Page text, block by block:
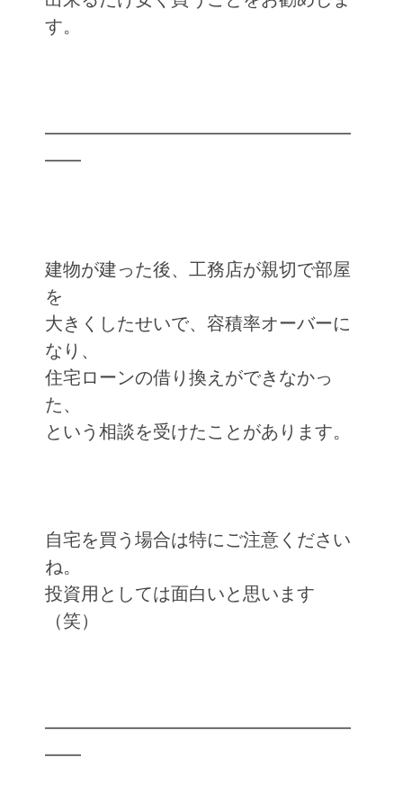
す。
━━━━━━━━━━━━━━━━━
━━
建物が建った後、工務店が親切で部屋
を
大きくしたせいで、容積率オーバーに
なり、
住宅ローンの借り換えができなかっ
た、
という相談を受けたことがあります。
自宅を買う場合は特にご注意ください
ね。
投資用としては面白いと思います
（笑）
━━━━━━━━━━━━━━━━━
━━